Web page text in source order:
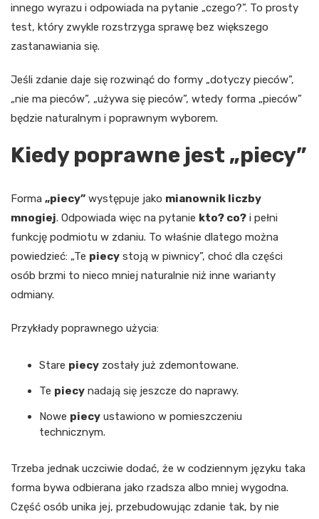
innego wyrazu i odpowiada na pytanie „czego?”. To prosty
test, który zwykle rozstrzyga sprawę bez większego
zastanawiania się.
Jeśli zdanie daje się rozwinąć do formy „dotyczy pieców”,
„nie ma pieców”, „używa się pieców”, wtedy forma „pieców”
będzie naturalnym i poprawnym wyborem.
Kiedy poprawne jest „piecy”
Forma „piecy” występuje jako mianownik liczby
mnogiej. Odpowiada więc na pytanie kto? co? i pełni
funkcję podmiotu w zdaniu. To właśnie dlatego można
powiedzieć: „Te piecy stoją w piwnicy”, choć dla części
osób brzmi to nieco mniej naturalnie niż inne warianty
odmiany.
Przykłady poprawnego użycia:
Stare piecy zostały już zdemontowane.
Te piecy nadają się jeszcze do naprawy.
Nowe piecy ustawiono w pomieszczeniu
technicznym.
Trzeba jednak uczciwie dodać, że w codziennym języku taka
forma bywa odbierana jako rzadsza albo mniej wygodna.
Część osób unika jej, przebudowując zdanie tak, by nie